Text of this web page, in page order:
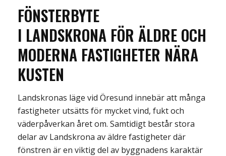
FÖNSTERBYTE
I LANDSKRONA FÖR ÄLDRE OCH
MODERNA FASTIGHETER NÄRA
KUSTEN
Landskronas läge vid Öresund innebär att många
fastigheter utsätts för mycket vind, fukt och
väderpåverkan året om. Samtidigt består stora
delar av Landskrona av äldre fastigheter där
fönstren är en viktig del av byggnadens karaktär